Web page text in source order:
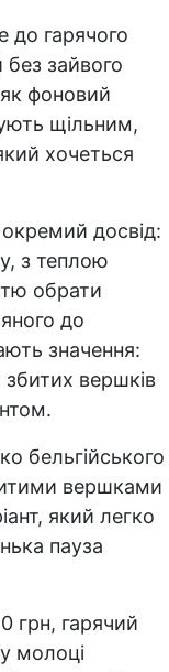
до гарячого
зайвого
фоновий
щільним,
хочеться
досвід:
з теплою
обрати
до
значення:
вершків
бельгійського
вершками
який легко
пауза
грн, гарячий
молоці